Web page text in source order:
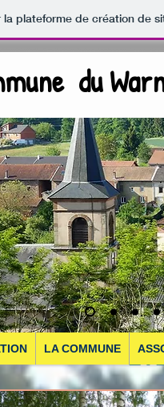
la plateforme de création de
du
LA COMMUNE